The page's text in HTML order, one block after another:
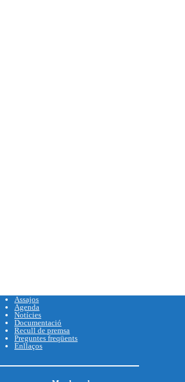
Assajos
Agenda
Notícies
Documentació
Recull de premsa
Preguntes freqüents
Enllaços